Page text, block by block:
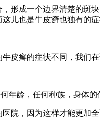
成一个边界清楚的斑
儿也是牛皮癣也独有的
癣的症状不同，我们在
，任何种族，身体的
，因为这样才能更加全